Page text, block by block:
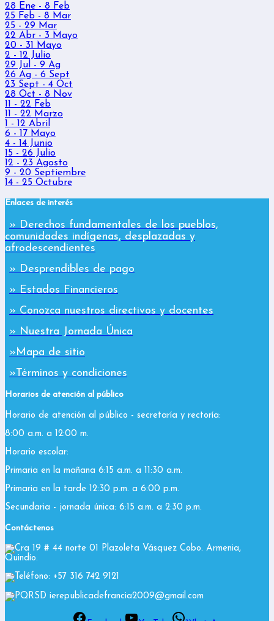
28 Ene - 8 Feb
25 Feb - 8 Mar
25 - 29 Mar
22 Abr - 3 Mayo
20 - 31 Mayo
2 - 12 Julio
29 Jul - 9 Ag
26 Ag - 6 Sept
23 Sept - 4 Oct
28 Oct - 8 Nov
11 - 22 Feb
11 - 22 Marzo
1 - 12 Abril
6 - 17 Mayo
4 - 14 Junio
15 - 26 Julio
12 - 23 Agosto
9 - 20 Septiembre
14 - 25 Octubre
Enlaces de interés
» Derechos fundamentales de los pueblos,
comunidades indígenas, desplazadas y
afrodescendientes
» Desprendibles de pago
» Estados Financieros
» Conozca nuestros directivos y docentes
» Nuestra Jornada Única
»Mapa de sitio
»Términos y condiciones
Horarios de atención al público
Horario de atención al público - secretaría y rectoría:
8:00 a.m. a 12:00 m.
Horario escolar:
Primaria en la mañana 6:15 a.m. a 11:30 a.m.
Primaria en la tarde 12:30 p.m. a 6:00 p.m.
Secundaria - jornada única: 6:15 a.m. a 2:30 p.m.
Contáctenos
Cra 19 # 44 norte 01 Plazoleta Vásquez Cobo. Armenia,
Quindío.
Teléfono: +57 316 742 9121
PQRSD ierepublicadefrancia2009@gmail.com